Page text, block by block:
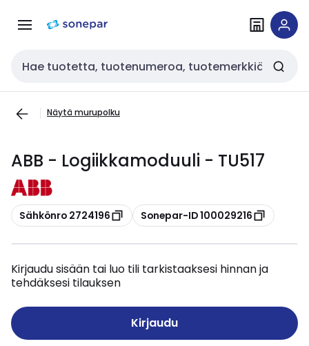
navigointiinsisältöön
Haku
Näytä murupolku
ABB - Logiikkamoduuli - TU517
Kopioi
Sähkönro 2724196 Kopioi
Sonepar-ID 100029216
Kirjaudu sisään tai luo tili tarkistaaksesi hinnan ja
tehdäksesi tilauksen
Kirjaudu